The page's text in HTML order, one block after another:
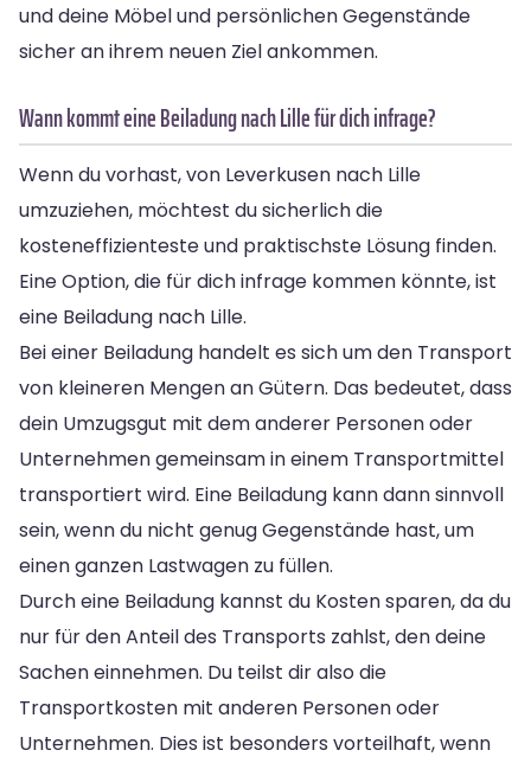
und deine Möbel und persönlichen Gegenstände
sicher an ihrem neuen Ziel ankommen.
Wann kommt eine Beiladung nach Lille für dich infrage?
Wenn du vorhast, von Leverkusen nach Lille
umzuziehen, möchtest du sicherlich die
kosteneffizienteste und praktischste Lösung finden.
Eine Option, die für dich infrage kommen könnte, ist
eine Beiladung nach Lille.
Bei einer Beiladung handelt es sich um den Transport
von kleineren Mengen an Gütern. Das bedeutet, dass
dein Umzugsgut mit dem anderer Personen oder
Unternehmen gemeinsam in einem Transportmittel
transportiert wird. Eine Beiladung kann dann sinnvoll
sein, wenn du nicht genug Gegenstände hast, um
einen ganzen Lastwagen zu füllen.
Durch eine Beiladung kannst du Kosten sparen, da du
nur für den Anteil des Transports zahlst, den deine
Sachen einnehmen. Du teilst dir also die
Transportkosten mit anderen Personen oder
Unternehmen. Dies ist besonders vorteilhaft, wenn